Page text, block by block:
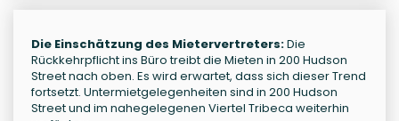
Die Einschätzung des Mietervertreters:Die
Rückkehrpflicht ins Büro treibt die Mieten in 200 Hudson
Street nach oben. Es wird erwartet, dass sich dieser Trend
fortsetzt. Untermietgelegenheiten sind in 200 Hudson
Street und im nahegelegenen Viertel Tribeca weiterhin